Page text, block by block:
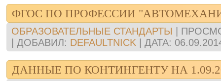
ФГОС ПО ПРОФЕССИИ
ОБРАЗОВАТЕЛЬНЫЕ СТАНДАРТЫ
ДОБАВИЛ: DEFAULTNICK ДАТА:
ДАННЫЕ ПО КОНТИНГЕНТУ НА